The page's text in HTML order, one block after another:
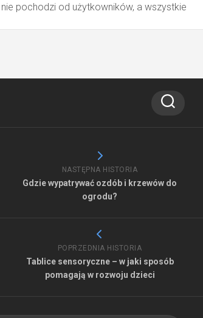
pochodzi od użytkowników, a wszystkie
NASTĘPNA HISTORIA
Gdzie wypatrywać ozdób i krzewów do
ogrodu?
POPRZEDNIA HISTORIA
Tablice sensoryczne – w jaki sposób
pomagają w rozwoju dzieci